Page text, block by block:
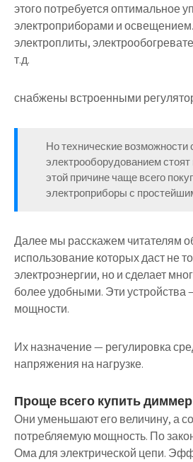
этого потребуется оптимальное
электроприборами и
электроплиты,
т.д.
снабжены встроенными
Но технические
электрооборудованием
этой причине чаще всего
электроприборы с
Далее мы расскажем читателям
использование которых даст не
электроэнергии, но и сделает
более удобными. Эти устройства
мощности.
Их назначение — регулировка
напряжения на нагрузке.
Проще всего купить диммер
Они уменьшают его величину, а
потребляемую мощность. По
Ома для электрической цепи.